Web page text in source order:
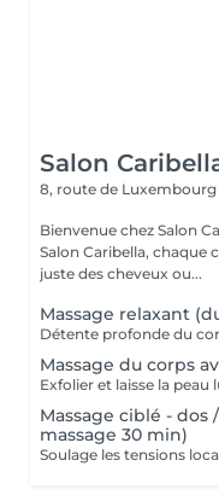
Salon
8, route de Luxembourg
Bienvenue chez Salon
Salon Caribella, chaque cliente est
juste des cheveux ou...
Massage relaxant
Détente profonde du
Massage du corps
Exfolier et laisse la peau
Massage ciblé -
massage 30 min)
Soulage les tensions